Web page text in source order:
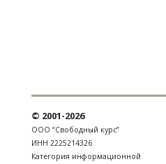
© 2001-2026
ООО “Свободный курс”
ИНН 2225214326
Категория информационной